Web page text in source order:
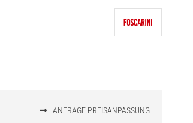
ANFRAGE PREISANPASSUNG